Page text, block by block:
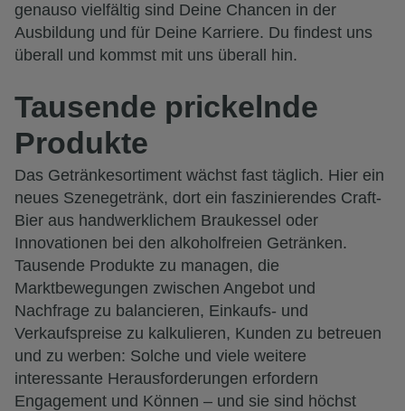
genauso vielfältig sind Deine Chancen in der
Ausbildung und für Deine Karriere. Du findest uns
überall und kommst mit uns überall hin.
Tausende prickelnde
Produkte
Das Getränkesortiment wächst fast täglich. Hier ein
neues Szenegetränk, dort ein faszinierendes Craft-
Bier aus handwerklichem Braukessel oder
Innovationen bei den alkoholfreien Getränken.
Tausende Produkte zu managen, die
Marktbewegungen zwischen Angebot und
Nachfrage zu balancieren, Einkaufs- und
Verkaufspreise zu kalkulieren, Kunden zu betreuen
und zu werben: Solche und viele weitere
interessante Herausforderungen erfordern
Engagement und Können – und sie sind höchst